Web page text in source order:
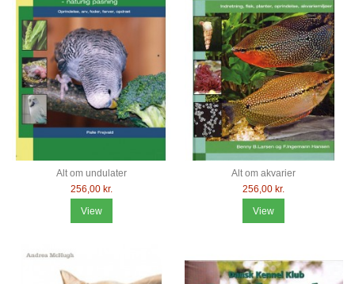
Alt om undulater
256,00 kr.
View
Alt om akvarier
256,00 kr.
View